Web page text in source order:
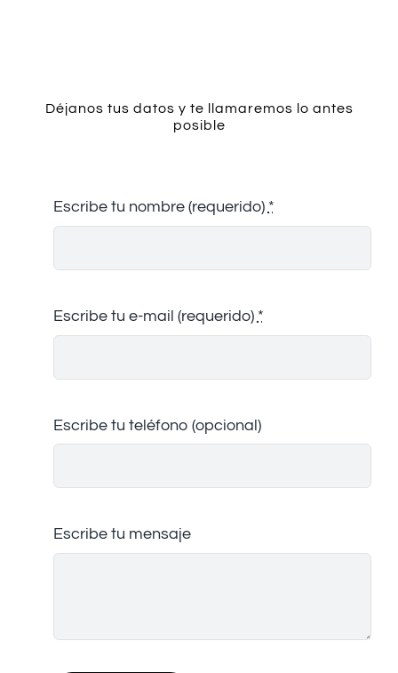
Déjanos tus datos y te llamaremos lo antes
posible
Escribe tu nombre (requerido) *
Escribe tu e-mail (requerido) *
Escribe tu teléfono (opcional)
Escribe tu mensaje